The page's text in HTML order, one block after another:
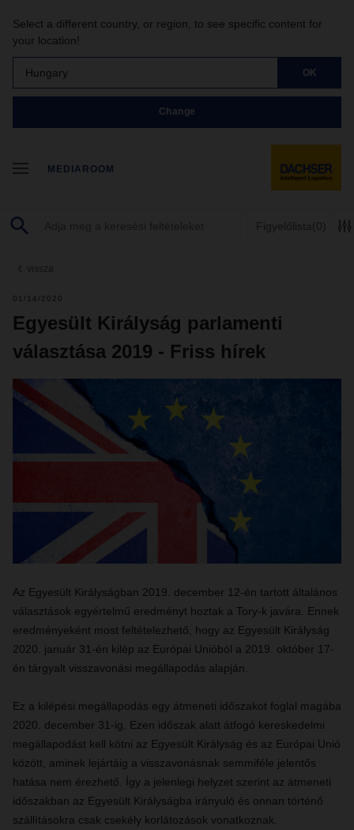
Select a different country, or region, to see specific content for
your location!
Hungary OK
Change
MEDIAROOM
Figyelőlista (0)
vissza
01/14/2020
Egyesült Királyság parlamenti
választása 2019 - Friss hírek
Az Egyesült Királyságban 2019. december 12-én tartott általános
választások egyértelmű eredményt hoztak a Tory-k javára. Ennek
eredményeként most feltételezhető, hogy az Egyesült Királyság
2020. január 31-én kilép az Európai Unióból a 2019. október 17-
én tárgyalt visszavonási megállapodás alapján.
Ez a kilépési megállapodás egy átmeneti időszakot foglal magába
2020. december 31-ig. Ezen időszak alatt átfogó kereskedelmi
megállapodást kell kötni az Egyesült Királyság és az Európai Unió
között, aminek lejártáig a visszavonásnak semmiféle jelentős
hatása nem érezhető. Így a jelenlegi helyzet szerint az átmeneti
időszakban az Egyesült Királyságba irányuló és onnan történő
szállításokra csak csekély korlátozások vonatkoznak.